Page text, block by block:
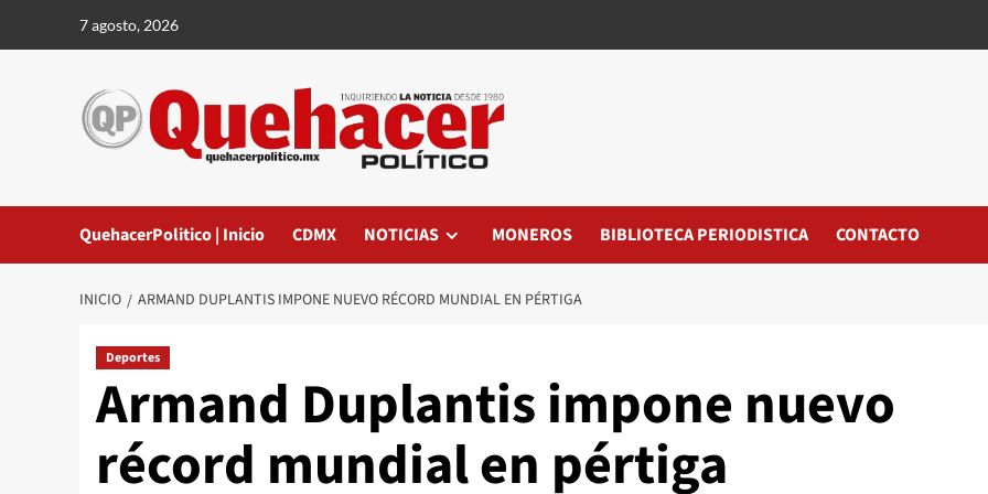
7 agosto, 2026
QuehacerPolitico | Inicio CDMX NOTICIAS MONEROS BIBLIOTECA PERIODISTICA CONTACTO
INICIO ARMAND DUPLANTIS IMPONE NUEVO RÉCORD MUNDIAL EN PÉRTIGA
Deportes
Armand Duplantis impone nuevo
récord mundial en pértiga